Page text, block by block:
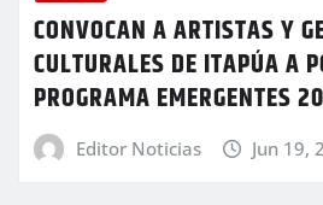
CONVOCAN A ARTISTAS Y
CULTURALES DE ITAPÚA A
PROGRAMA EMERGENTES
Editor Noticias Jun 19,